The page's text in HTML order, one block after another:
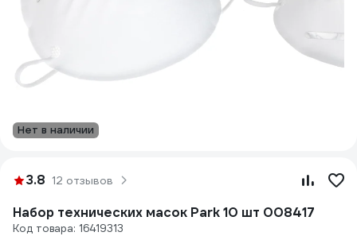
Нет в наличии
3.8 12 отзывов
Набор технических масок Park 10 шт 008417
Код товара: 16419313